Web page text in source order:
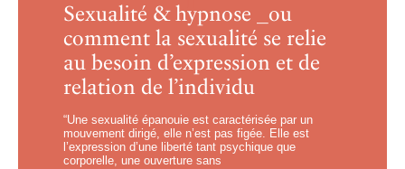
Sexualité & hypnose _ou
comment la sexualité se relie
au besoin d’expression et de
relation de l’individu
“Une sexualité épanouie est caractérisée par un
mouvement dirigé, elle n’est pas figée. Elle est
l’expression d’une liberté tant psychique que
corporelle, une ouverture sans